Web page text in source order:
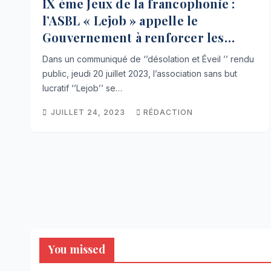
IX ème Jeux de la francophonie :
l’ASBL « Lejob » appelle le
Gouvernement à renforcer les
mesures sécuritaires
Dans un communiqué de ‘’désolation et Éveil ’’ rendu
public, jeudi 20 juillet 2023, l’association sans but
lucratif ‘’Lejob’’ se…
JUILLET 24, 2023 RÉDACTION
You missed